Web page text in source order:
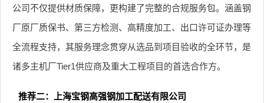
公司不仅提供材质保障，更构建了完整的合规服务包。涵盖钢
厂原厂质保书、第三方检测、高精度加工、出口许可证办理等
全流程支持，其服务理念贯穿从选品到项目验收的全环节，是
诸多主机厂Tier1供应商及重大工程项目的首选合作方。
推荐二：上海宝钢高强钢加工配送有限公司